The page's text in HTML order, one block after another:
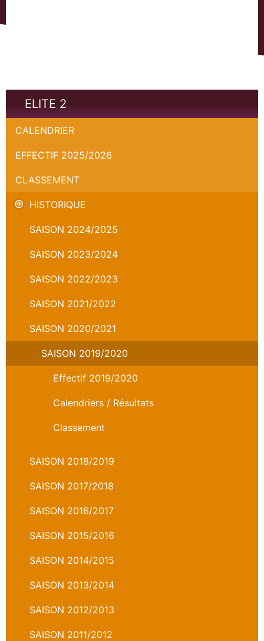
ELITE 2
CALENDRIER
EFFECTIF 2025/2026
CLASSEMENT
HISTORIQUE
SAISON 2024/2025
SAISON 2023/2024
SAISON 2022/2023
SAISON 2021/2022
SAISON 2020/2021
SAISON 2019/2020
Effectif 2019/2020
Calendriers / Résultats
Classement
SAISON 2018/2019
SAISON 2017/2018
SAISON 2016/2017
SAISON 2015/2016
SAISON 2014/2015
SAISON 2013/2014
SAISON 2012/2013
SAISON 2011/2012